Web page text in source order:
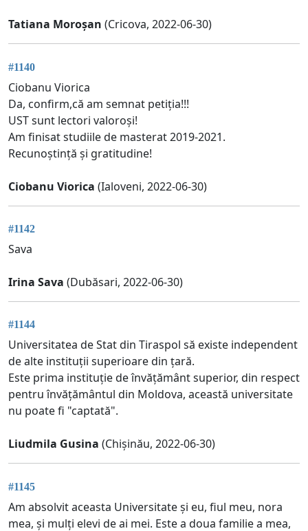
Tatiana Moroșan (Cricova, 2022-06-30)
#1140
Ciobanu Viorica
Da, confirm,că am semnat petiția!!!
UST sunt lectori valoroși!
Am finisat studiile de masterat 2019-2021.
Recunoștință și gratitudine!
Ciobanu Viorica (Ialoveni, 2022-06-30)
#1142
Sava
Irina Sava (Dubăsari, 2022-06-30)
#1144
Universitatea de Stat din Tiraspol să existe independent
de alte instituții superioare din țară.
Este prima instituție de învățământ superior, din respect
pentru învățământul din Moldova, această universitate
nu poate fi "captată".
Liudmila Gusina (Chișinău, 2022-06-30)
#1145
Am absolvit aceasta Universitate și eu, fiul meu, nora
mea, și mulți elevi de ai mei. Este a doua familie a mea,